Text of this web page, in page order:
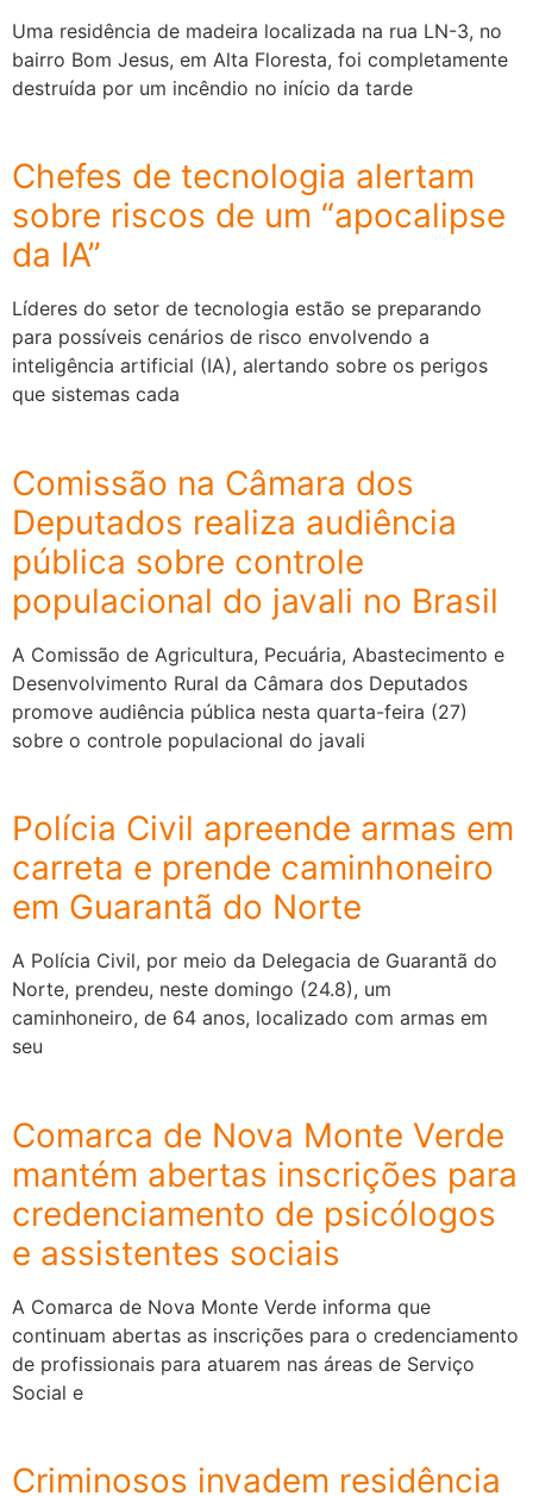
Uma residência de madeira localizada na rua LN-3, no
bairro Bom Jesus, em Alta Floresta, foi completamente
destruída por um incêndio no início da tarde
Chefes de tecnologia alertam
sobre riscos de um “apocalipse
da IA”
Líderes do setor de tecnologia estão se preparando
para possíveis cenários de risco envolvendo a
inteligência artificial (IA), alertando sobre os perigos
que sistemas cada
Comissão na Câmara dos
Deputados realiza audiência
pública sobre controle
populacional do javali no Brasil
A Comissão de Agricultura, Pecuária, Abastecimento e
Desenvolvimento Rural da Câmara dos Deputados
promove audiência pública nesta quarta-feira (27)
sobre o controle populacional do javali
Polícia Civil apreende armas em
carreta e prende caminhoneiro
em Guarantã do Norte
A Polícia Civil, por meio da Delegacia de Guarantã do
Norte, prendeu, neste domingo (24.8), um
caminhoneiro, de 64 anos, localizado com armas em
seu
Comarca de Nova Monte Verde
mantém abertas inscrições para
credenciamento de psicólogos
e assistentes sociais
A Comarca de Nova Monte Verde informa que
continuam abertas as inscrições para o credenciamento
de profissionais para atuarem nas áreas de Serviço
Social e
Criminosos invadem residência